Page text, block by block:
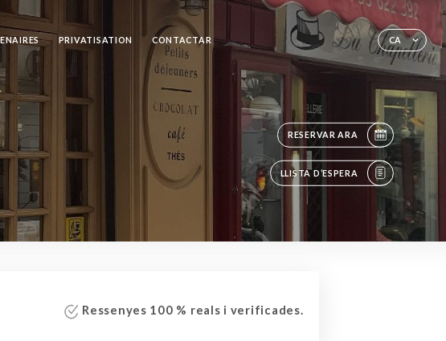
CA
PRIVATISATION CONTACTAR
RESERVAR ARA
LLISTA D’ESPERA
Ressenyes 100 % reals i verificades.